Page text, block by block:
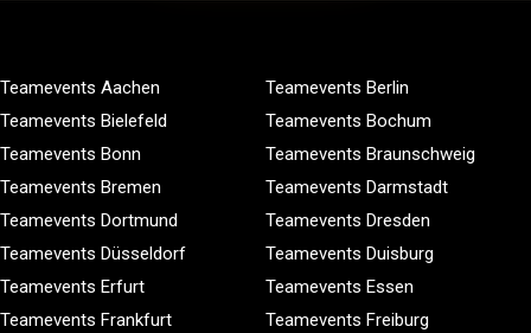
Teamevents Aachen
Teamevents Berlin
Teamevents Bielefeld
Teamevents Bochum
Teamevents Bonn
Teamevents Braunschweig
Teamevents Bremen
Teamevents Darmstadt
Teamevents Dortmund
Teamevents Dresden
Teamevents Düsseldorf
Teamevents Duisburg
Teamevents Erfurt
Teamevents Essen
Teamevents Frankfurt
Teamevents Freiburg